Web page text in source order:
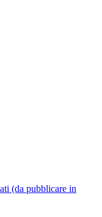
(da pubblicare in